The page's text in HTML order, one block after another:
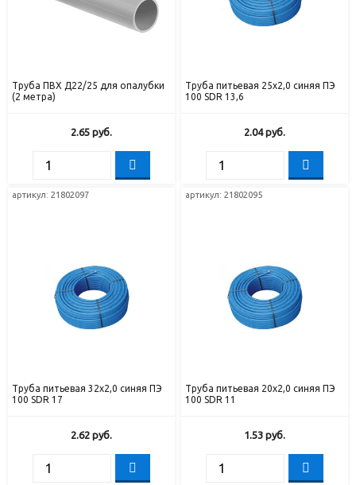
Труба ПВХ Д22/25 для опалубки
(2 метра)
2.65руб.
Труба питьевая 25х2,0 синяя ПЭ
100 SDR 13,6
2.04руб.
артикул: 21802097
Труба питьевая 32х2,0 синяя ПЭ
100 SDR 17
2.62руб.
артикул: 21802095
Труба питьевая 20х2,0 синяя ПЭ
100 SDR 11
1.53руб.